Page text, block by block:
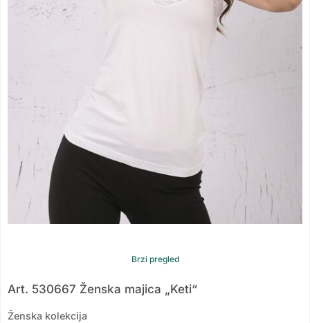
Brzi pregled
Art. 530667 Ženska majica „Keti“
Ženska kolekcija